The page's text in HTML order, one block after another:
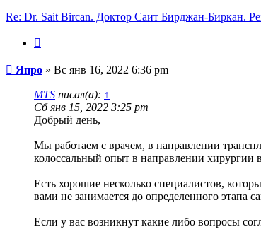
Re: Dr. Sait Bircan. Доктор Саит Бирджан-Биркан.
Сообщение
Япро » Вс янв 16, 2022 6:36 pm
MTS писал(а): ↑
Сб янв 15, 2022 3:25 pm
Добрый день,
Мы работаем с врачем, в направлении
колоссальный опыт в направлении хирургии
Есть хорошие несколько специалистов,
вами не занимается до определенного этапа
Если у вас возникнут какие либо вопросы